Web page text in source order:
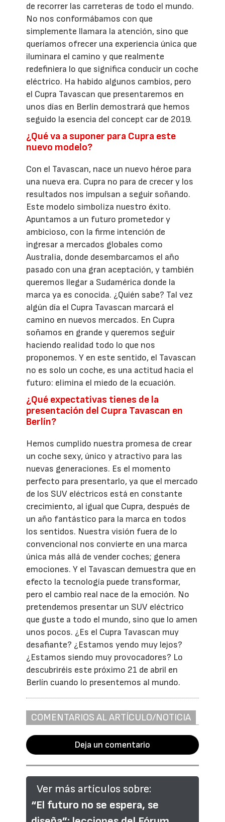
de recorrer las carreteras de todo el mundo.
No nos conformábamos con que
simplemente llamara la atención, sino que
queríamos ofrecer una experiencia única que
iluminara el camino y que realmente
redefiniera lo que significa conducir un coche
eléctrico. Ha habido algunos cambios, pero
el Cupra Tavascan que presentaremos en
unos días en Berlín demostrará que hemos
seguido la esencia del concept car de 2019.
¿Qué va a suponer para Cupra este
nuevo modelo?
Con el Tavascan, nace un nuevo héroe para
una nueva era. Cupra no para de crecer y los
resultados nos impulsan a seguir soñando.
Este modelo simboliza nuestro éxito.
Apuntamos a un futuro prometedor y
ambicioso, con la firme intención de
ingresar a mercados globales como
Australia, donde desembarcamos el año
pasado con una gran aceptación, y también
queremos llegar a Sudamérica donde la
marca ya es conocida. ¿Quién sabe? Tal vez
algún día el Cupra Tavascan marcará el
camino en nuevos mercados. En Cupra
soñamos en grande y queremos seguir
haciendo realidad todo lo que nos
proponemos. Y en este sentido, el Tavascan
no es solo un coche, es una actitud hacia el
futuro: elimina el miedo de la ecuación.
¿Qué expectativas tienes de la
presentación del Cupra Tavascan en
Berlín?
Hemos cumplido nuestra promesa de crear
un coche sexy, único y atractivo para las
nuevas generaciones. Es el momento
perfecto para presentarlo, ya que el mercado
de los SUV eléctricos está en constante
crecimiento, al igual que Cupra, después de
un año fantástico para la marca en todos
los sentidos. Nuestra visión fuera de lo
convencional nos convierte en una marca
única más allá de vender coches; genera
emociones. Y el Tavascan demuestra que en
efecto la tecnología puede transformar,
pero el cambio real nace de la emoción. No
pretendemos presentar un SUV eléctrico
que guste a todo el mundo, sino que lo amen
unos pocos. ¿Es el Cupra Tavascan muy
desafiante? ¿Estamos yendo muy lejos?
¿Estamos siendo muy provocadores? Lo
descubriréis este próximo 21 de abril en
Berlín cuando lo presentemos al mundo.
COMENTARIOS AL ARTÍCULO/NOTICIA
Deja un comentario
Ver más artículos sobre:
“El futuro no se espera, se